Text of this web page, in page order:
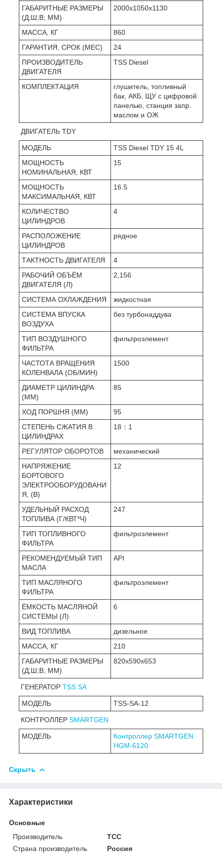
ГАБАРИТНЫЕ РАЗМЕРЫ
(Д;Ш;В; ММ)
2000х1050х1130
МАССА, КГ
860
ГАРАНТИЯ, СРОК (МЕС)
24
ПРОИЗВОДИТЕЛЬ
ДВИГАТЕЛЯ
TSS Diesel
КОМПЛЕКТАЦИЯ
глушитель, топливный
бак, АКБ, ЩУ с цифровой
панелью, станция запр.
маслом и ОЖ
ДВИГАТЕЛЬ TDY
МОДЕЛЬ
TSS Diesel TDY 15 4L
МОЩНОСТЬ
НОМИНАЛЬНАЯ, КВТ
15
МОЩНОСТЬ
МАКСИМАЛЬНАЯ, КВТ
16.5
КОЛИЧЕСТВО
ЦИЛИНДРОВ
4
РАСПОЛОЖЕНИЕ
ЦИЛИНДРОВ
рядное
ТАКТНОСТЬ ДВИГАТЕЛЯ
4
РАБОЧИЙ ОБЪЁМ
ДВИГАТЕЛЯ (Л)
2,156
СИСТЕМА ОХЛАЖДЕНИЯ
жидкостная
СИСТЕМА ВПУСКА
ВОЗДУХА
без турбонаддува
ТИП ВОЗДУШНОГО
ФИЛЬТРА
фильтроэлемент
ЧАСТОТА ВРАЩЕНИЯ
КОЛЕНВАЛА (ОБ/МИН)
1500
ДИАМЕТР ЦИЛИНДРА
(ММ)
85
ХОД ПОРШНЯ (ММ)
95
СТЕПЕНЬ СЖАТИЯ В
ЦИЛИНДРАХ
18：1
РЕГУЛЯТОР ОБОРОТОВ
механический
НАПРЯЖЕНИЕ
БОРТОВОГО
ЭЛЕКТРООБОРУДОВАНИ
Я, (В)
12
УДЕЛЬНЫЙ РАСХОД
ТОПЛИВА (Г/КВТ*Ч)
247
ТИП ТОПЛИВНОГО
ФИЛЬТРА
фильтроэлемент
РЕКОМЕНДУЕМЫЙ ТИП
МАСЛА
API
ТИП МАСЛЯНОГО
ФИЛЬТРА
фильтроэлемент
ЁМКОСТЬ МАСЛЯНОЙ
СИСТЕМЫ (Л)
6
ВИД ТОПЛИВА
дизельное
МАССА, КГ
210
ГАБАРИТНЫЕ РАЗМЕРЫ
(Д;Ш;В; ММ)
820х590х653
ГЕНЕРАТОР TSS SA
МОДЕЛЬ TSS-SA-12
КОНТРОЛЛЕР SMARTGEN
МОДЕЛЬ
Контроллер SMARTGEN
HGM-6120
Скрыть
Характеристики
Основные
Производитель
ТСС
Страна производитель
Россия